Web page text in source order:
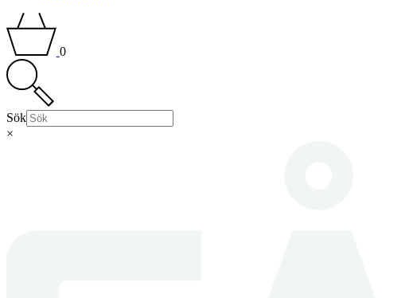
0
Sök
×